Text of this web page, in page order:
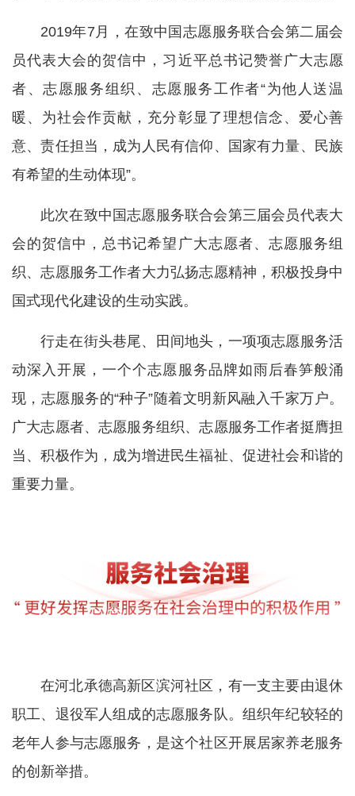
2019年7月，在致中国志愿服务联合会第二届会
员代表大会的贺信中，习近平总书记赞誉广大志愿
者、志愿服务组织、志愿服务工作者“为他人送温
暖、为社会作贡献，充分彰显了理想信念、爱心善
意、责任担当，成为人民有信仰、国家有力量、民族
有希望的生动体现”。
此次在致中国志愿服务联合会第三届会员代表大
会的贺信中，总书记希望广大志愿者、志愿服务组
织、志愿服务工作者大力弘扬志愿精神，积极投身中
国式现代化建设的生动实践。
行走在街头巷尾、田间地头，一项项志愿服务活
动深入开展，一个个志愿服务品牌如雨后春笋般涌
现，志愿服务的“种子”随着文明新风融入千家万户。
广大志愿者、志愿服务组织、志愿服务工作者挺膺担
当、积极作为，成为增进民生福祉、促进社会和谐的
重要力量。
在河北承德高新区滨河社区，有一支主要由退休
职工、退役军人组成的志愿服务队。组织年纪较轻的
老年人参与志愿服务，是这个社区开展居家养老服务
的创新举措。